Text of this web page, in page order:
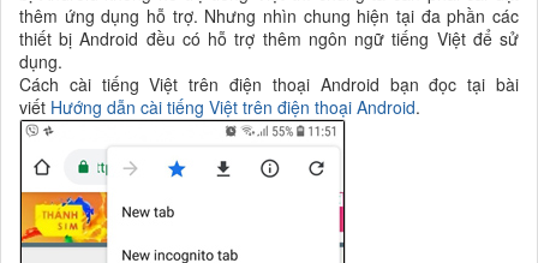
thêm ứng dụng hỗ trợ. Nhưng nhìn chung hiện tại đa phần các
thiết bị Android đều có hỗ trợ thêm ngôn ngữ tiếng Việt để sử
dụng.
Cách cài tiếng Việt trên điện thoại Android bạn đọc tại bài
viết Hướng dẫn cài tiếng Việt trên điện thoại Android.